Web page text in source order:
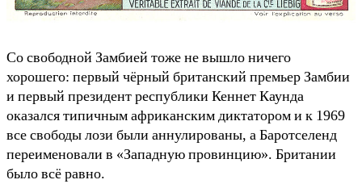
Со свободной Замбией тоже не вышло ничего
хорошего: первый чёрный британский премьер Замбии
и первый президент республики Кеннет Каунда
оказался типичным африканским диктатором и к 1969
все свободы лози были аннулированы, а Баротселенд
переименовали в «Западную провинцию». Британии
было всё равно.